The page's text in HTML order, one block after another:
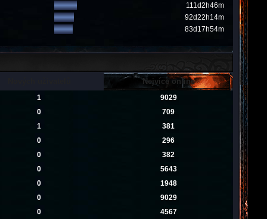
111d2h46m
92d22h14m
83d17h54m
Nejvíce online
1
9029
0
709
1
381
0
296
0
382
0
5643
0
1948
0
9029
0
4567